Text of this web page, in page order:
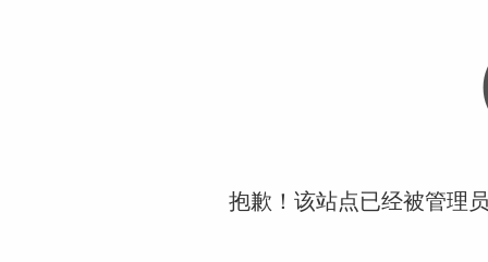
抱歉！该站点已经被管理